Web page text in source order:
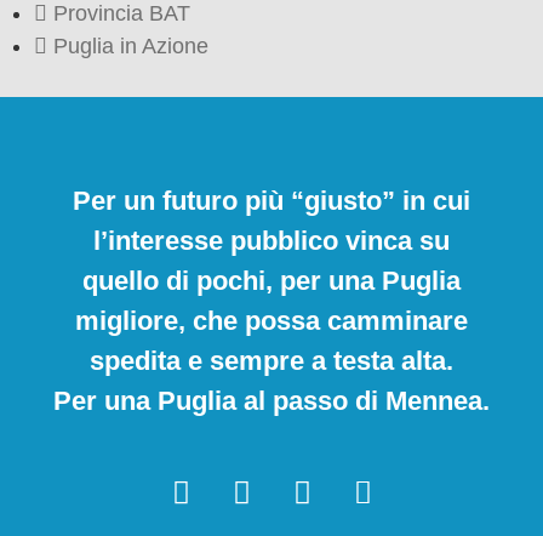
Provincia BAT
Puglia in Azione
Per un futuro più “giusto” in cui
l’interesse pubblico vinca su
quello di pochi, per una Puglia
migliore, che possa camminare
spedita e sempre a testa alta.
Per una Puglia al passo di Mennea.